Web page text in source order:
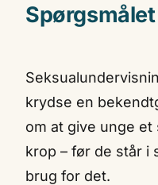
krydse en
om at give unge
krop – før de står i
brug for det.